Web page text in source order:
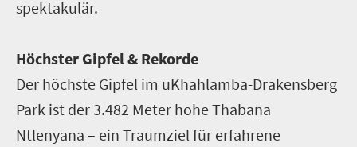
spektakulär.
Höchster Gipfel & Rekorde
Der höchste Gipfel im uKhahlamba-Drakensberg
Park ist der 3.482 Meter hohe Thabana
Ntlenyana – ein Traumziel für erfahrene